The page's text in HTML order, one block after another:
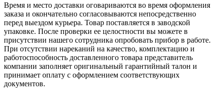
Время и место доставки оговариваются во время оформления
заказа и окончательно согласовываются непосредственно
перед выездом курьера. Товар поставляется в заводской
упаковке. После проверки ее целостности вы можете в
присутствии нашего сотрудника опробовать прибор в работе.
При отсутствии нареканий на качество, комплектацию и
работоспособность доставленного товара представитель
компании заполняет оригинальный гарантийный талон и
принимает оплату с оформлением соответствующих
документов.